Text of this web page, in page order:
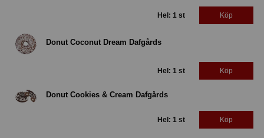
Hel: 1 st Köp
Donut Coconut Dream Dafgårds
Hel: 1 st Köp
Donut Cookies & Cream Dafgårds
Hel: 1 st Köp